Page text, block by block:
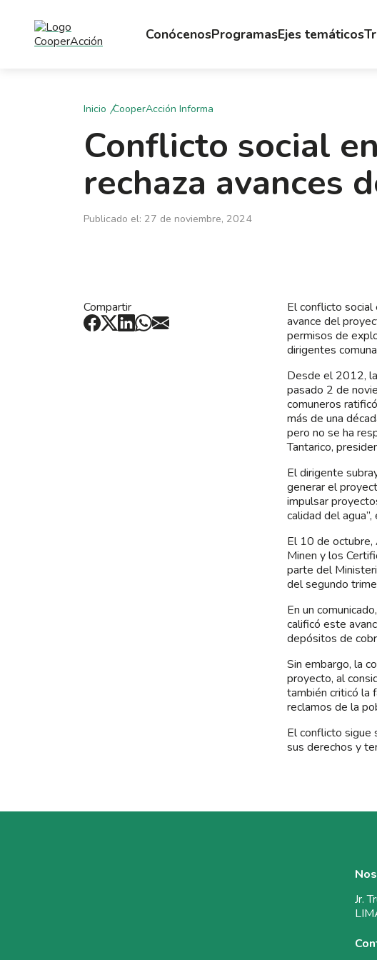
ConócenosProgramasEjes temáticos
Inicio CooperAcción Informa
Conflicto social
rechaza avances
Publicado el: 27 de noviembre, 2024
Compartir
El conflicto
avance del
permisos de
dirigentes
Desde el 2012,
pasado 2 de
comuneros
más de una
pero no se ha
Tantarico,
El dirigente
generar el
impulsar
calidad del agua”,
El 10 de octubre,
Minen y los
parte del
del segundo
En un
calificó este
depósitos de
Sin embargo, la
proyecto, al
también criticó la
reclamos de la
El conflicto sigue
sus derechos y
Jr.